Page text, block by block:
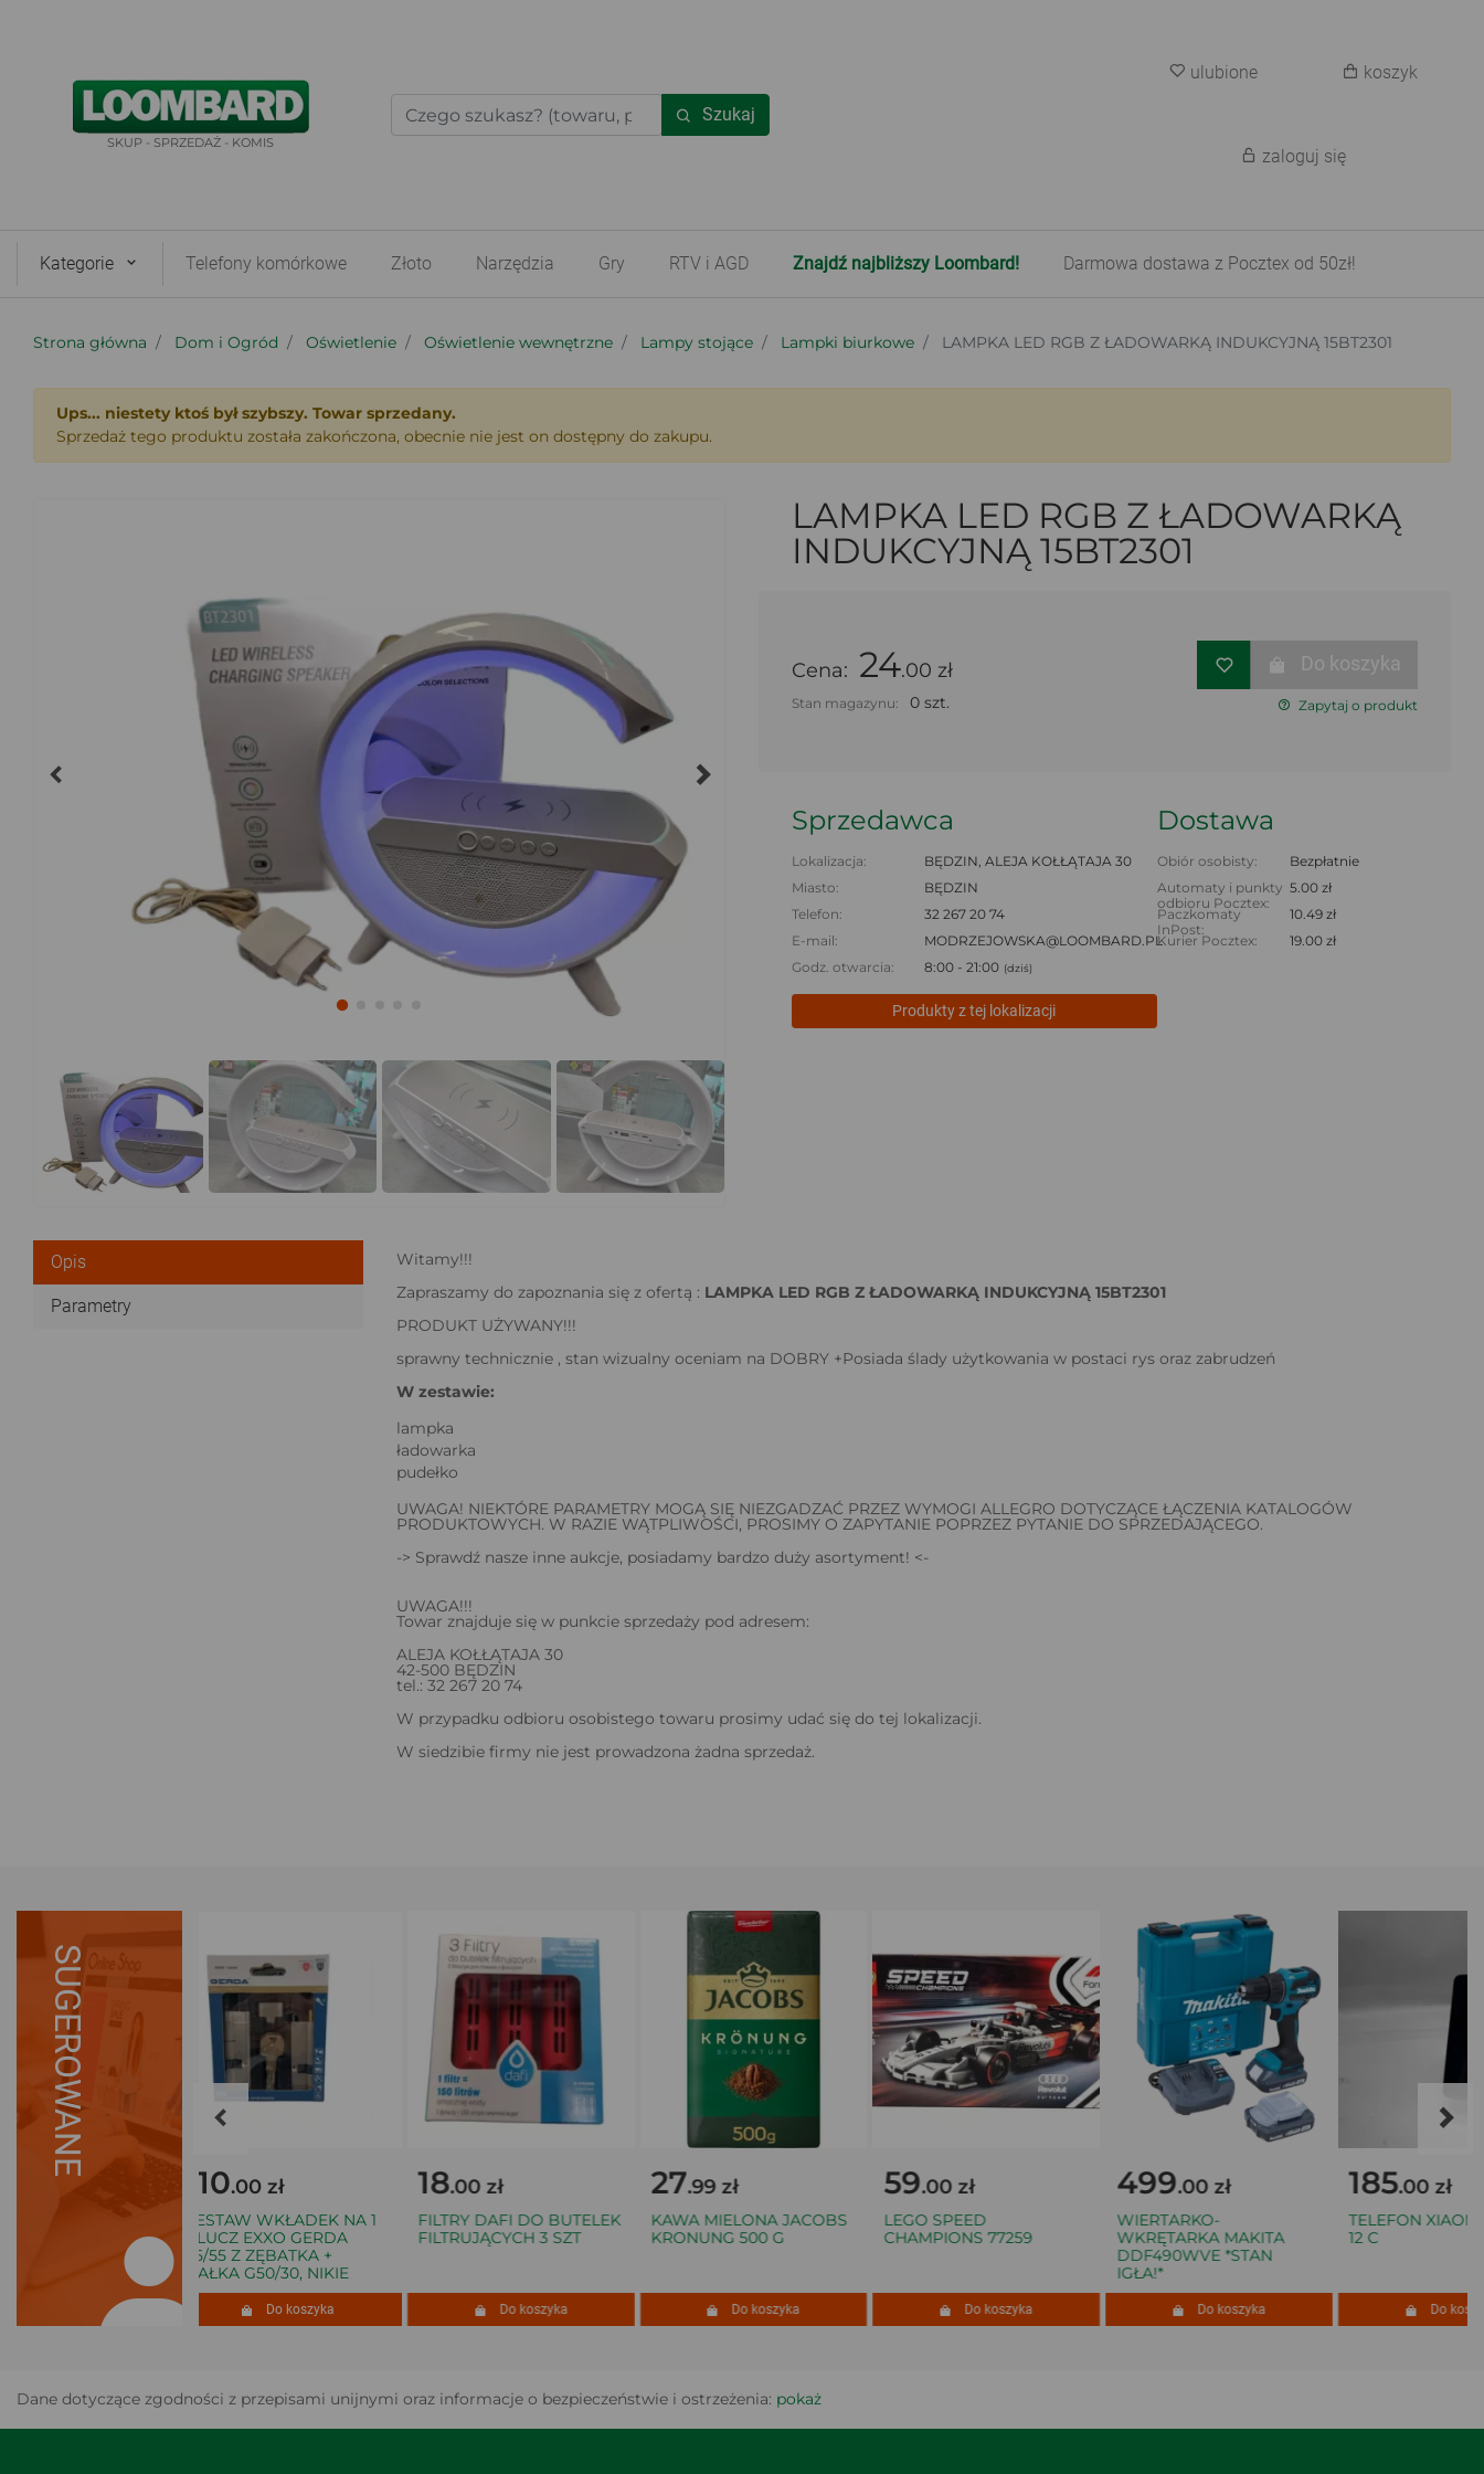
SKUP - SPRZEDAŻ - KOMIS
Szukaj
ulubione koszyk
zaloguj się
Kategorie Telefony komórkowe Złoto Narzędzia Gry RTV i AGD Znajdź najbliższy Loombard! Darmowa dostawa z Pocztex od 50zł!
Strona główna Dom i Ogród Oświetlenie Oświetlenie wewnętrzne Lampy stojące Lampki biurkowe LAMPKA LED RGB Z ŁADOWARKĄ INDUKCYJNĄ 15BT2301
Ups... niestety ktoś był szybszy. Towar sprzedany.
Sprzedaż tego produktu została zakończona, obecnie nie jest on dostępny do zakupu.
LAMPKA LED RGB Z ŁADOWARKĄ
INDUKCYJNĄ 15BT2301
Cena: 24.00 zł
Stan magazynu: 0 szt.
Do koszyka
Zapytaj o produkt
Sprzedawca
Lokalizacja:
BĘDZIN, ALEJA KOŁŁĄTAJA 30
Miasto:
BĘDZIN
Telefon:
32 267 20 74
E-mail:
MODRZEJOWSKA@LOOMBARD.PL
Godz. otwarcia:
8:00 - 21:00 (dziś)
Produkty z tej lokalizacji
Dostawa
Obiór osobisty:
Bezpłatnie
Automaty i punkty
odbioru Pocztex:
5.00 zł
Paczkomaty
InPost:
10.49 zł
Kurier Pocztex:
19.00 zł
Opis
Parametry
Witamy!!!
Zapraszamy do zapoznania się z ofertą : LAMPKA LED RGB Z ŁADOWARKĄ INDUKCYJNĄ 15BT2301
PRODUKT UŻYWANY!!!
sprawny technicznie , stan wizualny oceniam na DOBRY +Posiada ślady użytkowania w postaci rys oraz zabrudzeń
W zestawie:
lampka
ładowarka
pudełko
UWAGA! NIEKTÓRE PARAMETRY MOGĄ SIĘ NIEZGADZAĆ PRZEZ WYMOGI ALLEGRO DOTYCZĄCE ŁĄCZENIA KATALOGÓW
PRODUKTOWYCH. W RAZIE WĄTPLIWOŚCI, PROSIMY O ZAPYTANIE POPRZEZ PYTANIE DO SPRZEDAJĄCEGO.
-> Sprawdź nasze inne aukcje, posiadamy bardzo duży asortyment! <-
UWAGA!!!
Towar znajduje się w punkcie sprzedaży pod adresem:
ALEJA KOŁŁĄTAJA 30
42-500 BĘDZIN
tel.: 32 267 20 74
W przypadku odbioru osobistego towaru prosimy udać się do tej lokalizacji.
W siedzibie firmy nie jest prowadzona żadna sprzedaż.
SUGEROWANE
110.00 zł
ZESTAW WKŁADEK NA 1
KLUCZ EXXO GERDA
35/55 Z ZĘBATKA +
GAŁKA G50/30, NIKIE
Do koszyka
18.00 zł
FILTRY DAFI DO BUTELEK
FILTRUJĄCYCH 3 SZT
Do koszyka
27.99 zł
KAWA MIELONA JACOBS
KRONUNG 500 G
Do koszyka
59.00 zł
LEGO SPEED
CHAMPIONS 77259
Do koszyka
499.00 zł
WIERTARKO-
WKRĘTARKA MAKITA
DDF490WVE *STAN
IGŁA!*
Do koszyka
185.00 zł
TELEFON XIAOMI
12 C
Do koszyka
Dane dotyczące zgodności z przepisami unijnymi oraz informacje o bezpieczeństwie i ostrzeżenia: pokaż